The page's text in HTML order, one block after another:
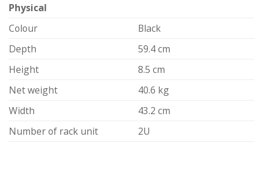
Physical
Colour
Black
Depth
59.4 cm
Height
8.5 cm
Net weight
40.6 kg
Width
43.2 cm
Number of rack unit
2U